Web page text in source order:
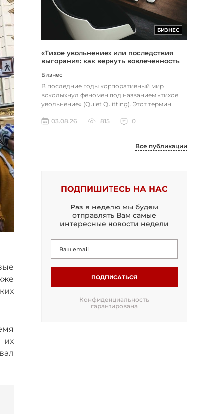
их
БИЗНЕС
«Тихое увольнение» или последствия
выгорания: как вернуть вовлеченность
Бизнес
В последние годы корпоративный мир
всколыхнул феномен под названием «тихое
увольнение» (Quiet Quitting). Этот термин
03.08.26
815 0
Все публикации
ПОДПИШИТЕСЬ НА НАС
Раз в неделю мы будем
отправлять Вам самые
интересные новости недели
ПОДПИСАТЬСЯ
Конфиденциальность
гарантирована